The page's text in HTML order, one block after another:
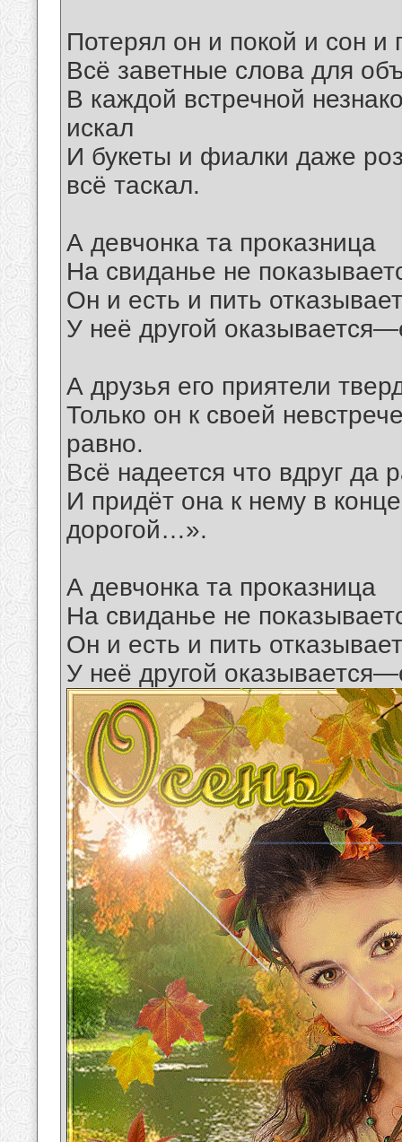
Потерял он и покой и сон и
Всё заветные слова для
В каждой встречной
искал
И букеты и фиалки даже
всё таскал.
А девчонка та проказница
На свиданье не
Он и есть и пить
У неё другой
А друзья его приятели
Только он к своей
равно.
Всё надеется что вдруг да
И придёт она к нему в
дорогой…».
А девчонка та проказница
На свиданье не
Он и есть и пить
У неё другой